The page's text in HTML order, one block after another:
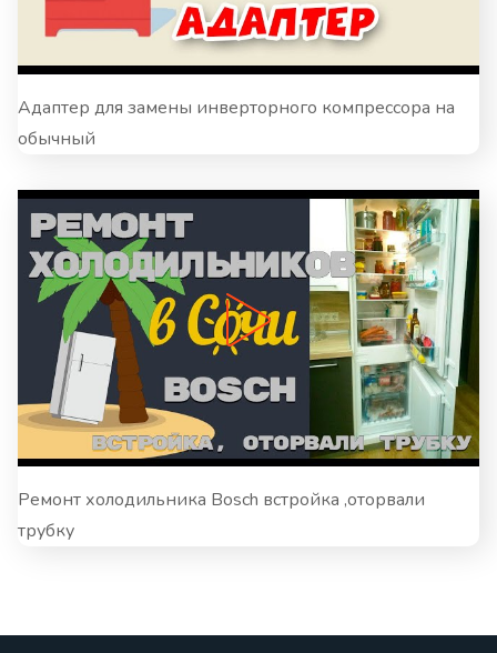
Адаптер для замены инверторного компрессора на
обычный
Ремонт холодильника Bosch встройка ,оторвали
трубку